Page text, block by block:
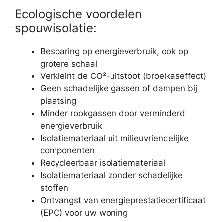
Ecologische voordelen
spouwisolatie:
Besparing op energieverbruik, ook op
grotere schaal
Verkleint de CO²-uitstoot (broeikaseffect)
Geen schadelijke gassen of dampen bij
plaatsing
Minder rookgassen door verminderd
energieverbruik
Isolatiemateriaal uit milieuvriendelijke
componenten
Recycleerbaar isolatiemateriaal
Isolatiemateriaal zonder schadelijke
stoffen
Ontvangst van energieprestatiecertificaat
(EPC) voor uw woning